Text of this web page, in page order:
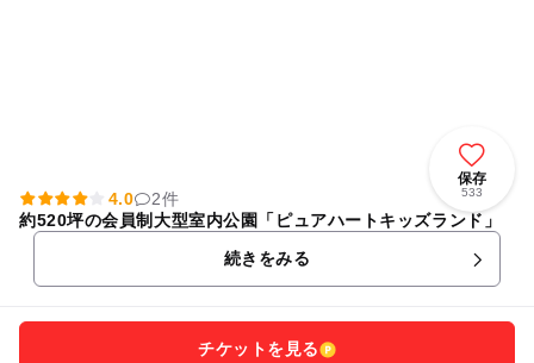
保存
533
4.0
2件
約520坪の会員制大型室内公園「ピュアハートキッズランド」
続きをみる
チケットを見る